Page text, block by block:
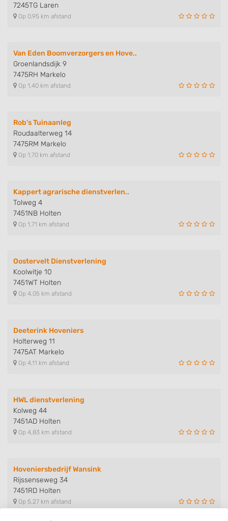
7245TG Laren
Op 0,95 km afstand
Van Eden Boomverzorgers en Hove..
Groenlandsdijk 9
7475RH Markelo
Op 1,40 km afstand
Rob's Tuinaanleg
Roudaalterweg 14
7475RM Markelo
Op 1,70 km afstand
Kappert agrarische dienstverlen..
Tolweg 4
7451NB Holten
Op 1,71 km afstand
Oostervelt Dienstverlening
Koolwitje 10
7451WT Holten
Op 4,05 km afstand
Deeterink Hoveniers
Holterweg 11
7475AT Markelo
Op 4,11 km afstand
HWL dienstverlening
Kolweg 44
7451AD Holten
Op 4,83 km afstand
Hoveniersbedrijf Wansink
Rijssenseweg 34
7451RD Holten
Op 5,27 km afstand